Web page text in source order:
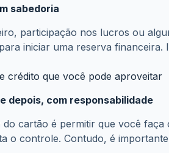
iniciar uma reserva
depois, com responsabilidade
do cartão é permitir que você
o controle. Contudo, é